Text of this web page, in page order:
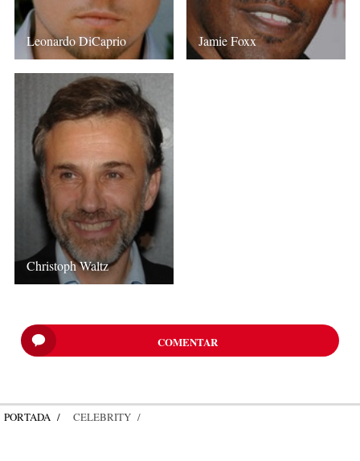
Leonardo DiCaprio Jamie Foxx
Christoph Waltz
COMENTAR
PORTADA CELEBRITY